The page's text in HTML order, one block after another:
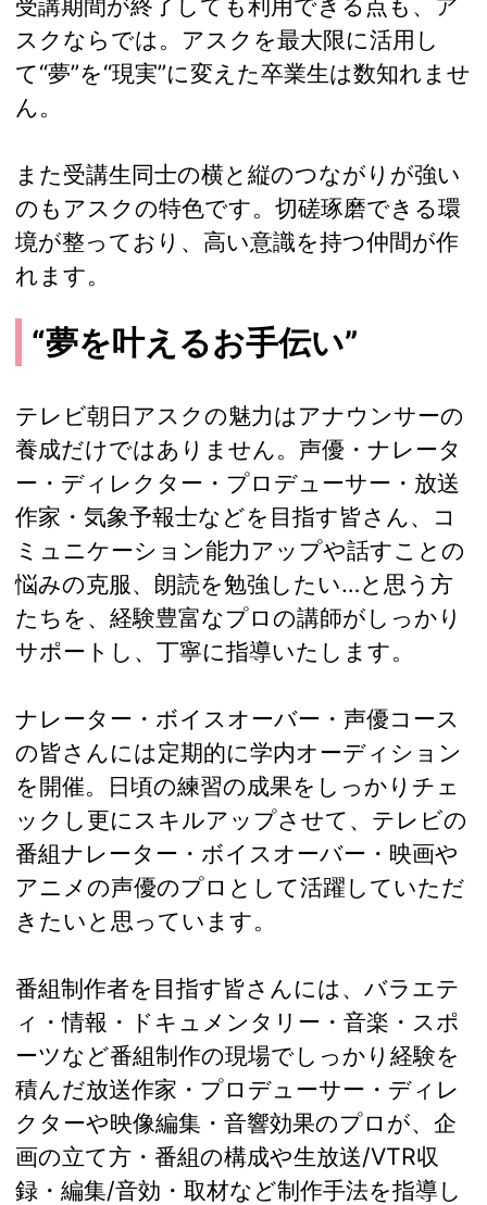
受講期間が終了しても利用できる点も、ア
スクならでは。アスクを最大限に活用し
て“夢”を“現実”に変えた卒業生は数知れませ
ん。
また受講生同士の横と縦のつながりが強い
のもアスクの特色です。切磋琢磨できる環
境が整っており、高い意識を持つ仲間が作
れます。
“夢を叶えるお手伝い”
テレビ朝日アスクの魅力はアナウンサーの
養成だけではありません。声優・ナレータ
ー・ディレクター・プロデューサー・放送
作家・気象予報士などを目指す皆さん、コ
ミュニケーション能力アップや話すことの
悩みの克服、朗読を勉強したい…と思う方
たちを、経験豊富なプロの講師がしっかり
サポートし、丁寧に指導いたします。
ナレーター・ボイスオーバー・声優コース
の皆さんには定期的に学内オーディション
を開催。日頃の練習の成果をしっかりチェ
ックし更にスキルアップさせて、テレビの
番組ナレーター・ボイスオーバー・映画や
アニメの声優のプロとして活躍していただ
きたいと思っています。
番組制作者を目指す皆さんには、バラエテ
ィ・情報・ドキュメンタリー・音楽・スポ
ーツなど番組制作の現場でしっかり経験を
積んだ放送作家・プロデューサー・ディレ
クターや映像編集・音響効果のプロが、企
画の立て方・番組の構成や生放送/VTR収
録・編集/音効・取材など制作手法を指導し